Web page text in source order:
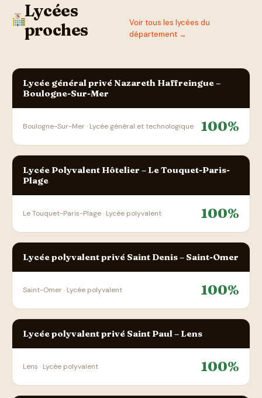
Lycées
proches
Voir tous les lycées du
département →
Lycée général privé Nazareth Haffreingue –
Boulogne-Sur-Mer
Boulogne-Sur-Mer · Lycée général et technologique 100%
Lycée Polyvalent Hôtelier – Le Touquet-Paris-
Plage
Le Touquet-Paris-Plage · Lycée polyvalent 100%
Lycée polyvalent privé Saint Denis – Saint-Omer
Saint-Omer · Lycée polyvalent 100%
Lycée polyvalent privé Saint Paul – Lens
Lens · Lycée polyvalent 100%